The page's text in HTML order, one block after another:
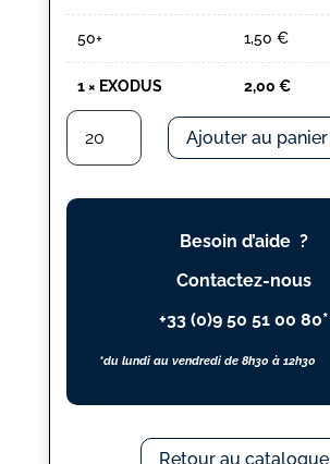
50+ 1,50 €
1× EXODUS 2,00 €
quantité
EXODUS
Ajouter au panier
Besoin d’aide ?
Contactez-nous
+33 (0)9 50 51 00 80*
*du lundi au vendredi de 8h30 à 12h30
Retour au catalogue